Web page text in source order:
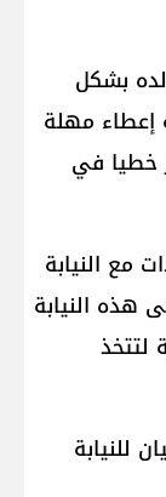
بشكل
إعطاء مهلة
خطيا في
مع النيابة
هذه النيابة
لتتخذ
للنيابة